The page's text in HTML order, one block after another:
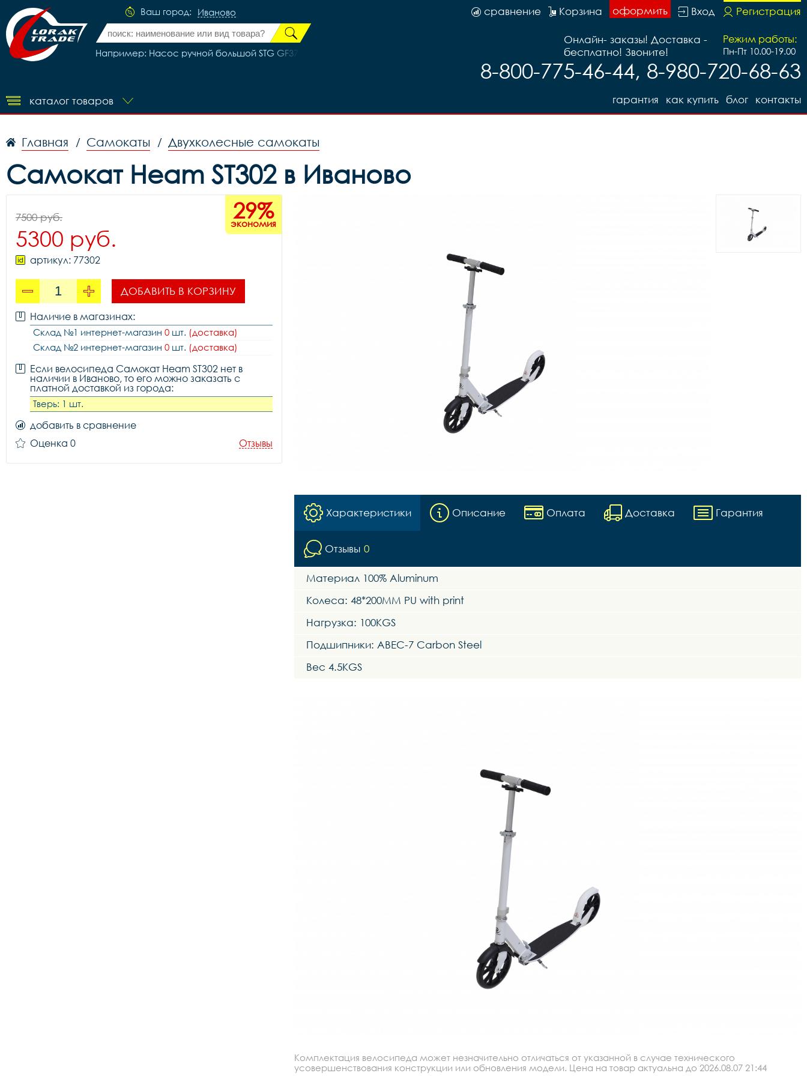
Ваш город: Иваново
Например: Насос ручной большой STG GF37 X82798
Регистрация
Вход
оформить
Корзина
сравнение
Режим работы:
Пн-Пт 10.00-19.00
Онлайн- заказы! Доставка -
бесплатно! Звоните!
8-800-775-46-44, 8-980-720-68-63
каталог товаров контакты
блог
как купить
гарантия
Главная / Самокаты / Двухколесные самокаты
Самокат Heam ST302 в Иваново
29%
экономия
7500 руб.
5300 руб.
артикул: 77302
ДОБАВИТЬ В КОРЗИНУ
Наличие в магазинах:
Склад №1 интернет-магазин 0 шт. (доставка)
Склад №2 интернет-магазин 0 шт. (доставка)
Если велосипеда Самокат Heam ST302 нет в
наличии в Иваново, то его можно заказать с
платной доставкой из города:
Тверь: 1 шт.
добавить в сравнение
Оценка 0
Отзывы
Характеристики Описание Оплата Доставка Гарантия
Отзывы 0
Материал 100% Aluminum
Колеса: 48*200MM PU with print
Нагрузка: 100KGS
Подшипники: ABEC-7 Carbon Steel
Вес 4.5KGS
Комплектация велосипеда может незначительно отличаться от указанной в случае технического
усовершенствования конструкции или обновления модели. Цена на товар актуальна до 2026.08.07 21:44